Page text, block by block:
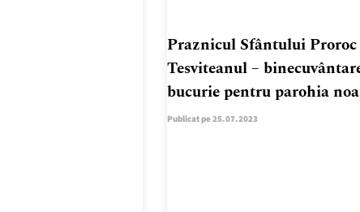
Praznicul Sfântului
Tesviteanul –
bucurie pentru parohia
Publicat pe 25.07.2023